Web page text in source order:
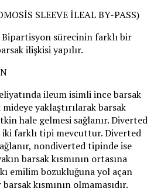
SLEEVE İLEAL BY-PASS)
sürecinin farklı bir
ilişkisi yapılır.
ileum isimli ince barsak
yaklaştırılarak barsak
hale gelmesi sağlanır. Diverted
farklı tipi mevcuttur. Diverted
nondiverted tipinde ise
barsak kısmının ortasına
emilim bozukluğuna yol açan
kısmının olmamasıdır.